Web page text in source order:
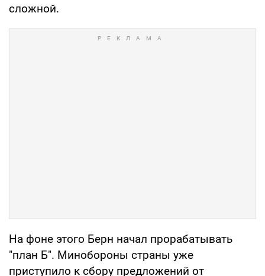
сложной.
На фоне этого Берн начал прорабатывать
"план Б". Минобороны страны уже
приступило к сбору предложений от